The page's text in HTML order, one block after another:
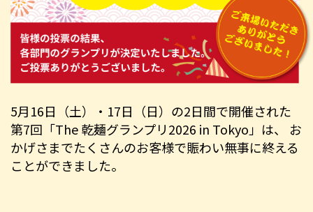
5月16日（土）・17日（日）の2日間で開催された
第7回「The 乾麺グランプリ2026 in Tokyo」は、
お
かげさまでたくさんのお客様で賑わい無事に終える
ことができました。